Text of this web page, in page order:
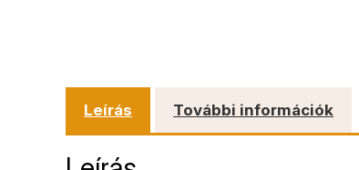
Leírás További információk